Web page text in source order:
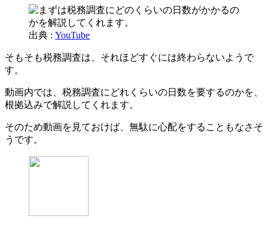
出典 : YouTube
そもそも税務調査は、それほどすぐには終わらないようで
す。
動画内では、税務調査にどれくらいの日数を要するのかを、
根拠込みで解説してくれます。
そのため動画を見ておけば、無駄に心配をすることもなさそ
うです。